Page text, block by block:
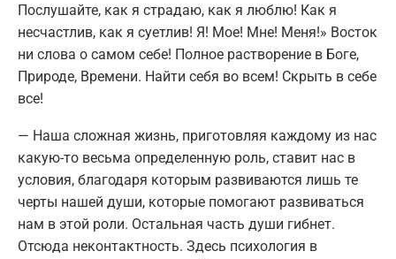
Послушайте, как я страдаю, как я люблю! Как я
несчастлив, как я суетлив! Я! Мое! Мне! Меня!» Восток
ни слова о самом себе! Полное растворение в Боге,
Природе, Времени. Найти себя во всем! Скрыть в себе
все!
— Наша сложная жизнь, приготовляя каждому из нас
какую-то весьма определенную роль, ставит нас в
условия, благодаря которым развиваются лишь те
черты нашей души, которые помогают развиваться
нам в этой роли. Остальная часть души гибнет.
Отсюда неконтактность. Здесь психология в